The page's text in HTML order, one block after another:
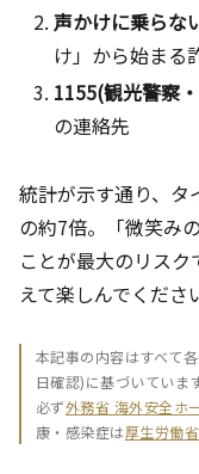
声かけに乗らな
け」から始まる
1155(観光警察
の連絡先
統計が示す通り、タ
の約7倍。「微笑み
ことが最大のリスク
えて楽しんでくださ
本記事の内容はすべて
日確認)に基づいていま
必ず外務省 海外安全ホ
康・感染症は厚生労働